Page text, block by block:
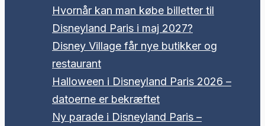
Hvornår kan man købe billetter til
Disneyland Paris i maj 2027?
Disney Village får nye butikker og
restaurant
Halloween i Disneyland Paris 2026 –
datoerne er bekræftet
Ny parade i Disneyland Paris –